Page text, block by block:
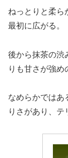
ねっとりと柔ら
最初に広がる。
後から抹茶の渋
りも甘さが強め
なめらかではあ
りさがあり、テ